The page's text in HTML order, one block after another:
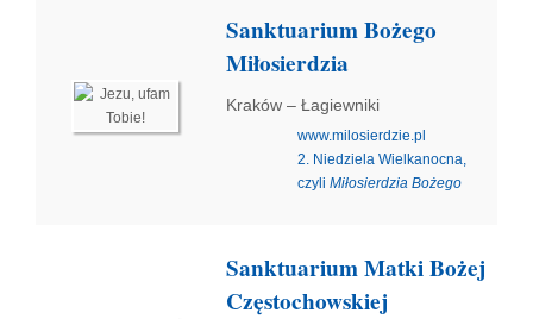
Sanktuarium Bożego
Miłosierdzia
Kraków – Łagiewniki
www.milosierdzie.pl
2. Niedziela Wielkanocna,
czyli Miłosierdzia Bożego
Sanktuarium Matki Bożej
Częstochowskiej